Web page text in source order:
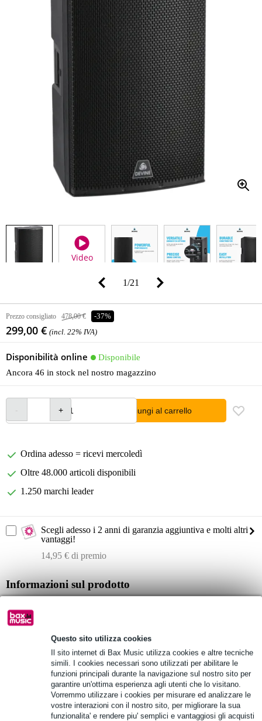
Questo sito utilizza cookies
Il sito internet di Bax Music utilizza cookies e altre tecniche
simili. I cookies necessari sono utilizzati per abilitare le
funzioni principali durante la navigazione sul nostro sito per
garantire un'ottima esperienza agli utenti che lo visitano.
Vorremmo utilizzare i cookies per misurare ed analizzare le
vostre interazioni con il nostro sito, per migliorare la sua
funzionalita' e rendere piu' semplici e vantaggiosi gli acquisti
Video
1/21
Prezzo consigliato 478,00 € -37%
299,00 € (incl. 22% IVA)
Disponibilità online
Disponibile
Ancora 46 in stock nel nostro magazzino
Aggiungi al carrello
Ordina adesso = ricevi mercoledì
Oltre 48.000 articoli disponibili
1.250 marchi leader
Scegli adesso i 2 anni di garanzia aggiuntiva e molti altri
vantaggi!
14,95 € di premio
Informazioni sul prodotto
doppia amplificazione
risposta in frequenza: 46 Hz - 19 kHz
Specifiche complete
Vedi anche (8)